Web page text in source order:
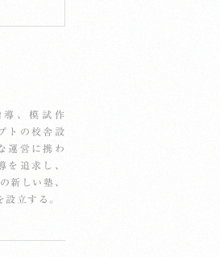
、模試作
トの校舎設
運営に携わ
を追求し、
新しい塾、
立する。